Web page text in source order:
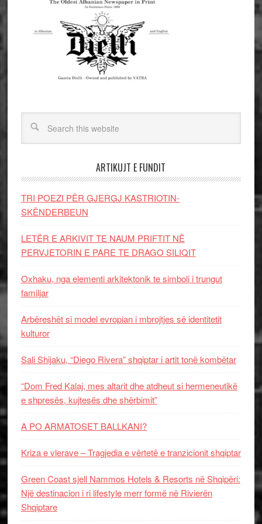
ARTIKUJT E FUNDIT
TRI POEZI PËR GJERGJ KASTRIOTIN-
SKËNDERBEUN
LETËR E ARKIVIT TE NAUM PRIFTIT NË
PERVJETORIN E PARE TE DRAGO SILIQIT
Oxhaku, nga elementi arkitektonik te simboli i trungut
familjar
Arbëreshët si model evropian i mbrojtjes së identitetit
kulturor
Sali Shijaku, “Diego Rivera” shqiptar i artit tonë kombëtar
“Dom Fred Kalaj, mes altarit dhe atdheut si hermeneutikë
e shpresës, kujtesës dhe shërbimit”
A PO ARMATOSET BALLKANI?
Kriza e vlerave – Tragjedia e vërtetë e tranzicionit shqiptar
Green Coast sjell Nammos Hotels & Resorts në Shqipëri:
Një destinacion i ri lifestyle merr formë në Rivierën
Shqiptare